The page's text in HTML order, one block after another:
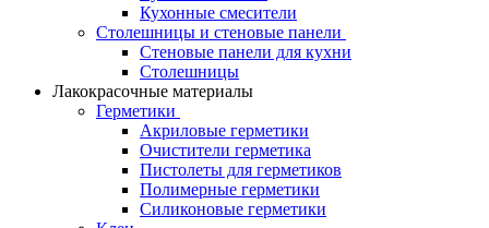
Кухонные смесители
Столешницы и стеновые панели
Стеновые панели для кухни
Столешницы
Лакокрасочные материалы
Герметики
Акриловые герметики
Очистители герметика
Пистолеты для герметиков
Полимерные герметики
Силиконовые герметики